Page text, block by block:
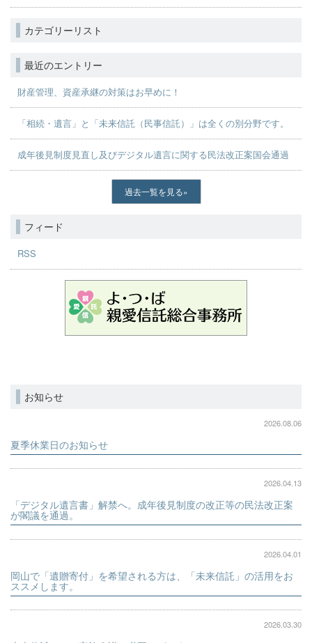
カテゴリーリスト
最近のエントリー
財産管理、資産承継の対策はお早めに！
「相続・遺言」と「未来信託（民事信託）」は全くの別分野です。
成年後見制度見直し及びデジタル遺言に関する民法改正案国会通過
過去一覧を見る
フィード
RSS
お知らせ
2026.08.06
夏季休業日のお知らせ
2026.04.13
「デジタル遺言書」解禁へ。成年後見制度の改正等の民法改正案
が閣議を通過。
2026.04.01
岡山で「遺贈寄付」を希望される方は、「未来信託」の活用をお
ススメします。
2026.03.30